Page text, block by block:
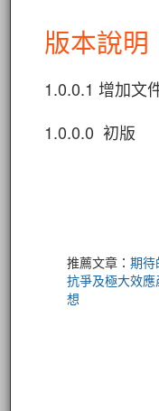
版本說明
1.0.0.1 增加文
1.0.0.0 初版
推薦文章：期待
抗爭及極大效
想